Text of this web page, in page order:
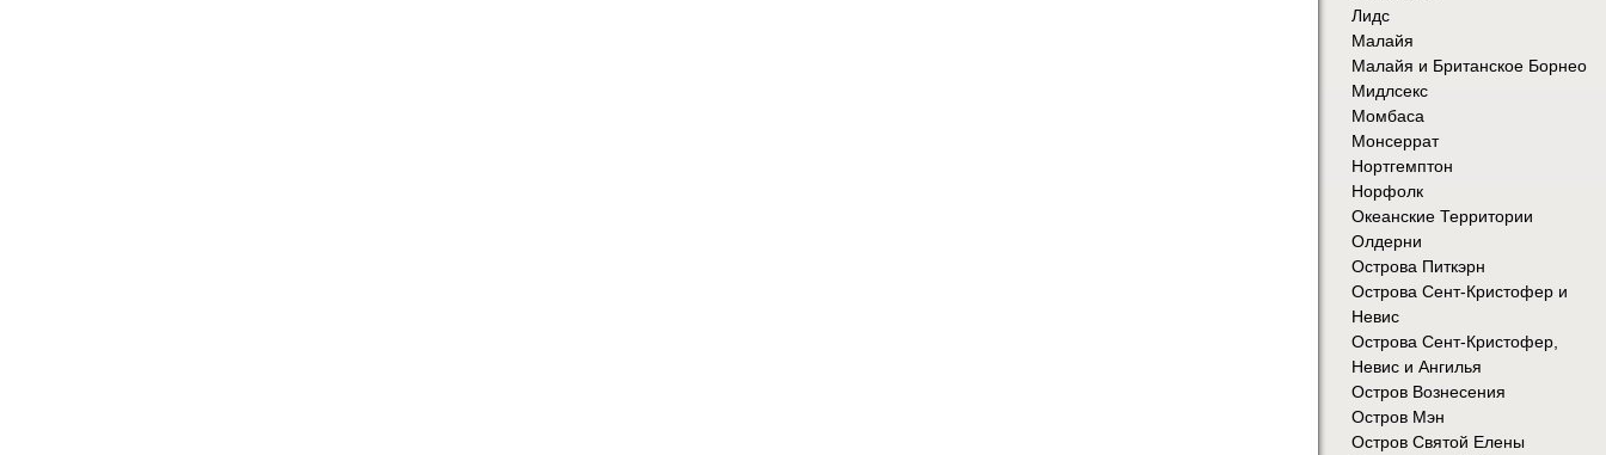
Лидс
Малайя
Малайя и Британское Борнео
Мидлсекс
Момбаса
Монсеррат
Нортгемптон
Норфолк
Океанские Территории
Олдерни
Острова Питкэрн
Острова Сент-Кристофер и
Невис
Острова Сент-Кристофер,
Невис и Ангилья
Остров Вознесения
Остров Мэн
Остров Святой Елены